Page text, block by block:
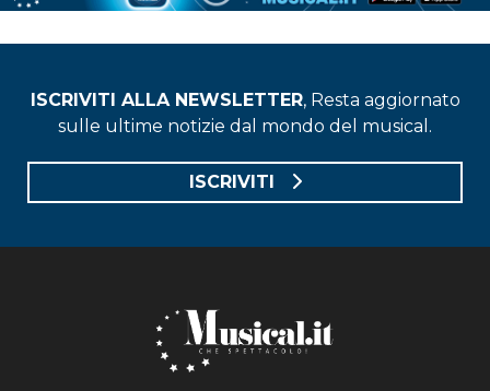
ISCRIVITI ALLA NEWSLETTER, Resta aggiornato
sulle ultime notizie dal mondo del musical.
ISCRIVITI